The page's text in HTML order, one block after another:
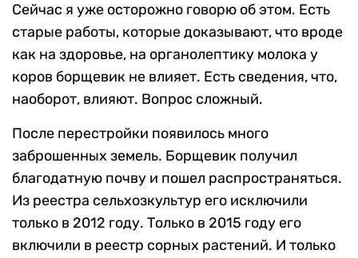
Сейчас я уже осторожно говорю об этом. Есть
старые работы, которые доказывают, что вроде
как на здоровье, на органолептику молока у
коров борщевик не влияет. Есть сведения, что,
наоборот, влияют. Вопрос сложный.
После перестройки появилось много
заброшенных земель. Борщевик получил
благодатную почву и пошел распространяться.
Из реестра сельхозкультур его исключили
только в 2012 году. Только в 2015 году его
включили в реестр сорных растений. И только